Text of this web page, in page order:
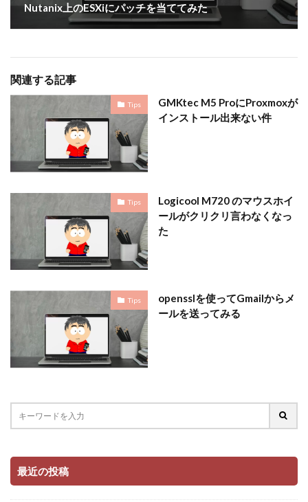
Nutanix上のESXiにパッチを当ててみた
関連する記事
Tips
GMKtec M5 ProにProxmoxが
インストール出来ない件
Tips
Logicool M720 のマウスホイ
ールがクリクリ言わなくなっ
た
Tips
opensslを使ってGmailからメ
ールを送ってみる
最近の投稿